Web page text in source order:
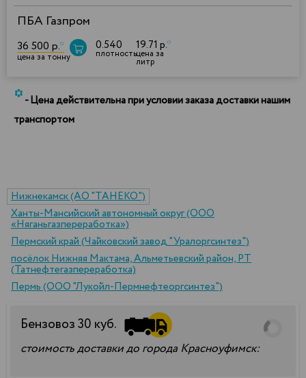
ПБА Газпром
36 500 р.*
цена за тонну
0.540
плотность
19.71 р.*
цена за
литр
*- Цена действительна при условии заказа доставки нашим
транспортом
Нижнекамск (АО "ТАНЕКО")
Ханты-Мансийский автономный округ (ООО
«Няганьгазпереработка»)
Пермский край (Чайковский завод "Уралоргсинтез")
посёлок Нижняя Мактама, Альметьевский район, РТ
(Татнефтегазпереработка)
Пермь (ООО "Лукойл-Пермнефтеоргсинтез")
Бензовоз30 куб.
стоимость доставки до города Красноуфимск: